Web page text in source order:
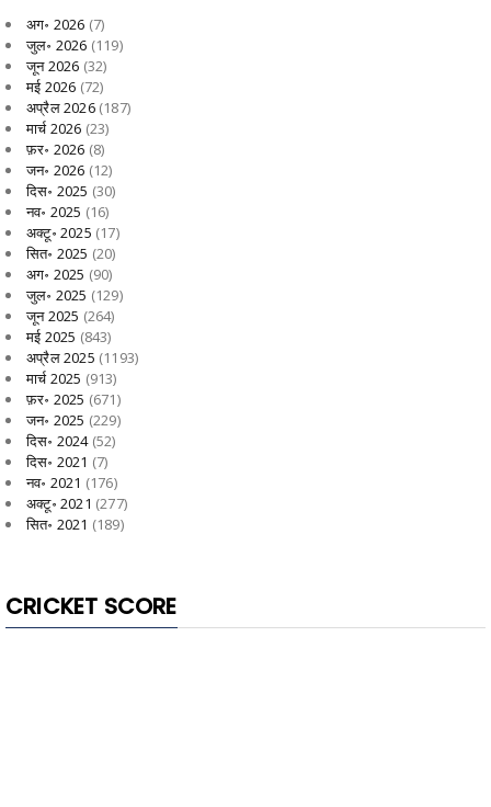
अग॰ 2026 (7)
जुल॰ 2026 (119)
जून 2026 (32)
मई 2026 (72)
अप्रैल 2026(187)
मार्च 2026 (23)
फ़र॰ 2026 (8)
जन॰ 2026 (12)
दिस॰ 2025 (30)
नव॰ 2025 (16)
अक्टू॰ 2025 (17)
सित॰ 2025 (20)
अग॰ 2025 (90)
जुल॰ 2025 (129)
जून 2025 (264)
मई 2025 (843)
अप्रैल 2025 (1193)
मार्च 2025 (913)
फ़र॰ 2025 (671)
जन॰ 2025 (229)
दिस॰ 2024(52)
दिस॰ 2021 (7)
नव॰ 2021 (176)
अक्टू॰ 2021 (277)
सित॰ 2021 (189)
CRICKET SCORE